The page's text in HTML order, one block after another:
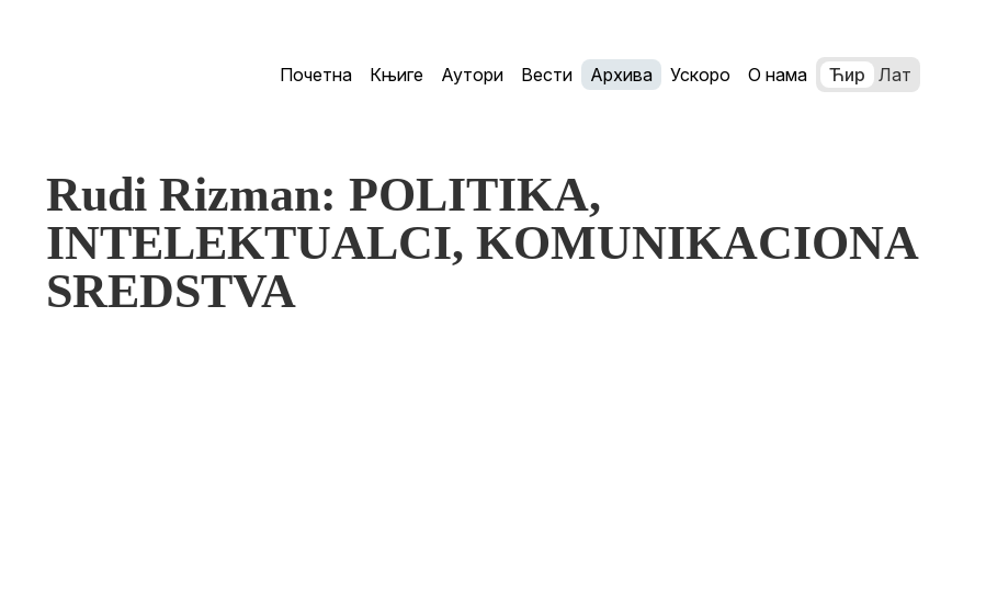
Почетна Књиге Аутори Вести Архива Ускоро О нама Ћир Лат
Rudi Rizman: POLITIKA,
INTELEKTUALCI, KOMUNIKACIONA
SREDSTVA